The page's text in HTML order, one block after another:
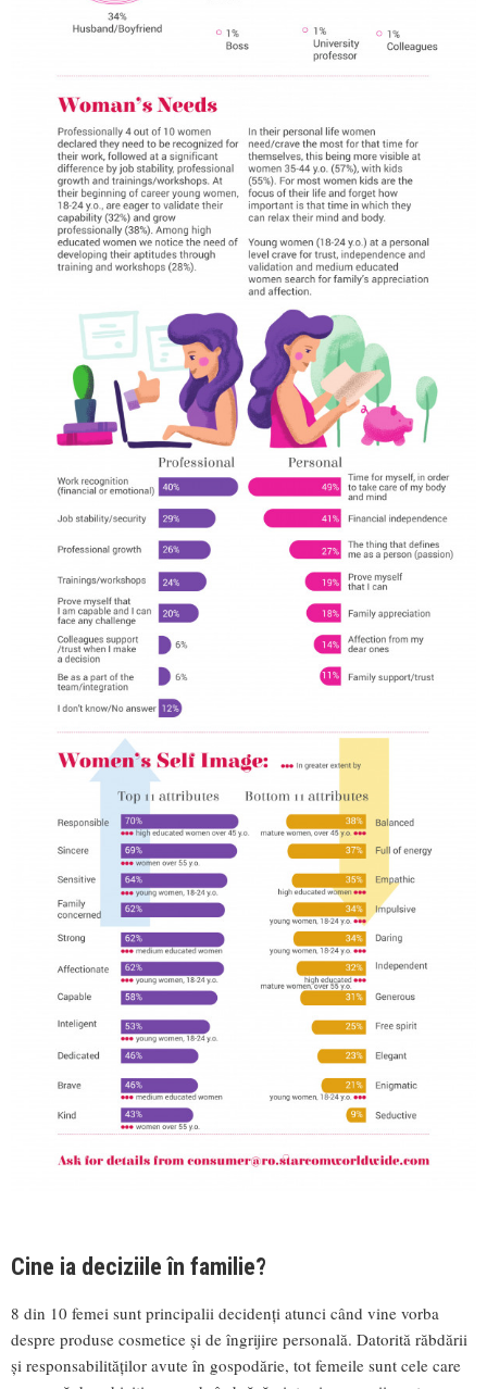
Cine ia deciziile în familie?
8 din 10 femei sunt principalii decidenți atunci când vine vorba
despre produse cosmetice și de îngrijire personală. Datorită răbdării
și responsabilităților avute în gospodărie, tot femeile sunt cele care